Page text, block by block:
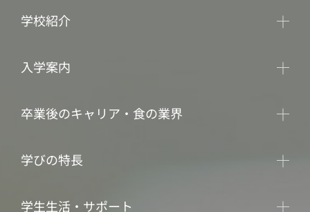
学校紹介
入学案内
卒業後のキャリア・食の業界
学びの特長
学生生活・サポート